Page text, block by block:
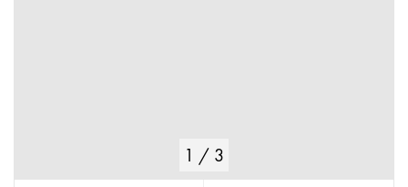
1 / 3